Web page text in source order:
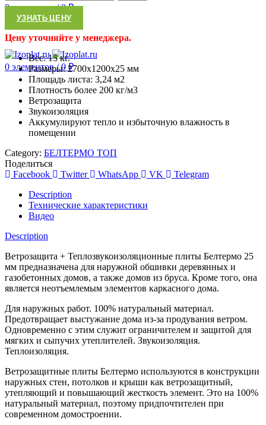
0элементов / 0₽
Меню
0 элементов / 0 ₽
УЗНАТЬ ЦЕНУ
Цену уточняйте у менеджера.
Вес: 15 кг.
Размеры: 2700х1200х25 мм
Площадь листа: 3,24 м2
Плотность более 200 кг/м3
Ветрозащита
Звукоизоляция
Аккумулируют тепло и избыточную влажность в
помещении
Category: БЕЛТЕРМО ТОП
Поделиться
Facebook
Twitter WhatsApp VK
Telegram
Description
Технические характеристики
Видео
Description
Ветрозащита + Теплозвукоизоляционные плиты Белтермо 25
мм предназначена для наружной обшивки деревянных и
газобетонных домов, а также домов из бруса. Кроме того, она
является неотъемлемым элементов каркасного дома.
Для наружных работ. 100% натуральный материал.
Предотвращает выстужание дома из-за продувания ветром.
Одновременно с этим служит ограничителем и защитой для
мягких и сыпучих утеплителей. Звукоизоляция.
Теплоизоляция.
Ветрозащитные плиты Белтермо используются в конструкции
наружных стен, потолков и крыши как ветрозащитный,
утепляющий и повышающий жесткость элемент. Это на 100%
натуральный материал, поэтому придпочтителен при
современном домостроении.